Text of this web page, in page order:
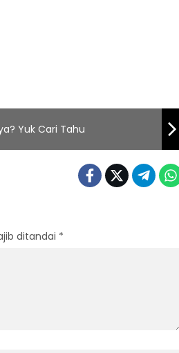
Yuk Cari Tahu
ditandai *